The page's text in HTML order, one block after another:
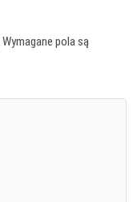
Wymagane pola są